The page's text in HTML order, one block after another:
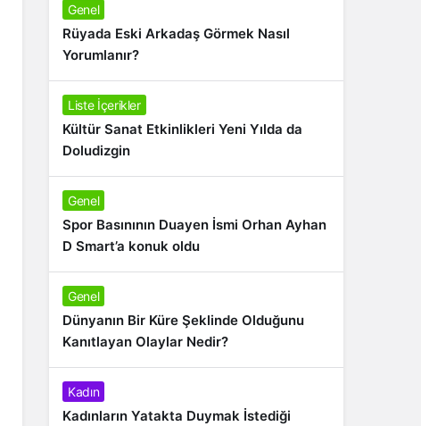
Genel
Rüyada Eski Arkadaş Görmek Nasıl
Yorumlanır?
Liste İçerikler
Kültür Sanat Etkinlikleri Yeni Yılda da
Doludizgin
Genel
Spor Basınının Duayen İsmi Orhan Ayhan
D Smart’a konuk oldu
Genel
Dünyanın Bir Küre Şeklinde Olduğunu
Kanıtlayan Olaylar Nedir?
Kadın
Kadınların Yatakta Duymak İstediği